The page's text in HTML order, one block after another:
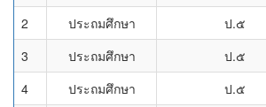
2
ประถมศึกษา ป.๕
3
ประถมศึกษา ป.๕
4
ประถมศึกษา ป.๕